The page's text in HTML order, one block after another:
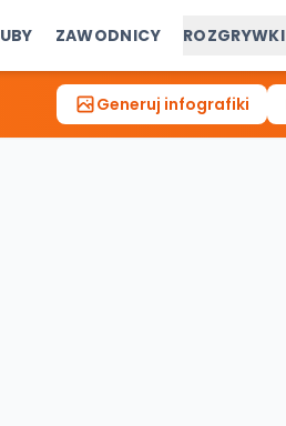
ZAWODNICY ROZGRYWKI
Generuj infografiki